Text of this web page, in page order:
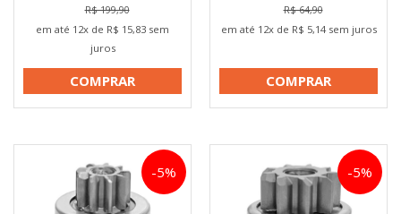
R$ 199,90
em até 12x de R$ 15,83 sem
juros
COMPRAR
R$ 64,90
em até 12x de R$ 5,14 sem juros
COMPRAR
-5% -5%